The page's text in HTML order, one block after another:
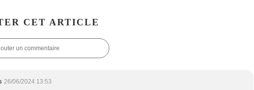
CET ARTICLE
un commentaire
26/06/2024 13:53